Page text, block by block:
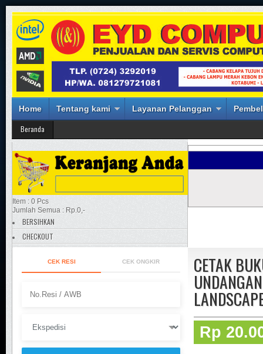
Home Tentang kami Layanan Pelanggan
Beranda
CETAK
Rp
Item : 0 Pcs
Jumlah Semua : Rp.0,-
BERSIHKAN
CHECKOUT
CEK RESI CEK ONGKIR